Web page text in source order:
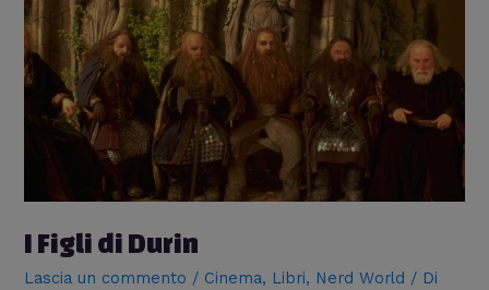
I Figli di Durin
Lascia un commento / Cinema, Libri, Nerd World / Di